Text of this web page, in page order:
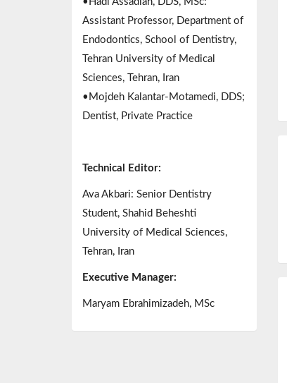
Assistant Professor, Department of
Endodontics, School of Dentistry,
Tehran University of Medical
Sciences, Tehran, Iran
•Mojdeh Kalantar-Motamedi, DDS;
Dentist, Private Practice
Technical Editor:
Ava Akbari: Senior Dentistry
Student, Shahid Beheshti
University of Medical Sciences,
Tehran, Iran
Executive Manager:
Maryam Ebrahimizadeh, MSc